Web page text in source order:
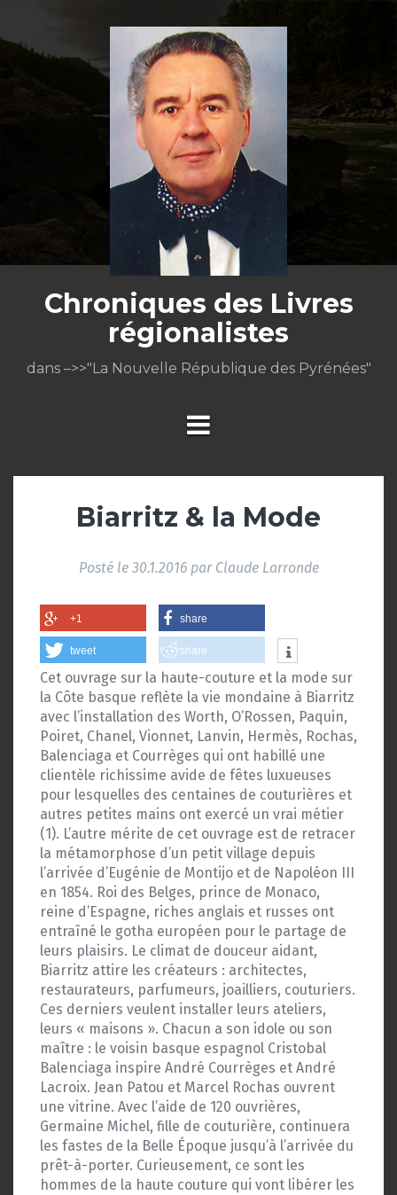
contenu
Chroniques des Livres
régionalistes
dans –>>"La Nouvelle République des Pyrénées"
Biarritz & la Mode
Posté le 30.1.2016par Claude Larronde
+1 share
tweet share
Cet ouvrage sur la haute-couture et la mode sur
la Côte basque reflète la vie mondaine à Biarritz
avec l’installation des Worth, O’Rossen, Paquin,
Poiret, Chanel, Vionnet, Lanvin, Hermès, Rochas,
Balenciaga et Courrèges qui ont habillé une
clientèle richissime avide de fêtes luxueuses
pour lesquelles des centaines de couturières et
autres petites mains ont exercé un vrai métier
(1). L’autre mérite de cet ouvrage est de retracer
la métamorphose d’un petit village depuis
l’arrivée d’Eugénie de Montijo et de Napoléon III
en 1854. Roi des Belges, prince de Monaco,
reine d’Espagne, riches anglais et russes ont
entraîné le gotha européen pour le partage de
leurs plaisirs. Le climat de douceur aidant,
Biarritz attire les créateurs : architectes,
restaurateurs, parfumeurs, joailliers, couturiers.
Ces derniers veulent installer leurs ateliers,
leurs « maisons ». Chacun a son idole ou son
maître : le voisin basque espagnol Cristobal
Balenciaga inspire André Courrèges et André
Lacroix. Jean Patou et Marcel Rochas ouvrent
une vitrine. Avec l’aide de 120 ouvrières,
Germaine Michel, fille de couturière, continuera
les fastes de la Belle Époque jusqu’à l’arrivée du
prêt-à-porter. Curieusement, ce sont les
hommes de la haute couture qui vont libérer les